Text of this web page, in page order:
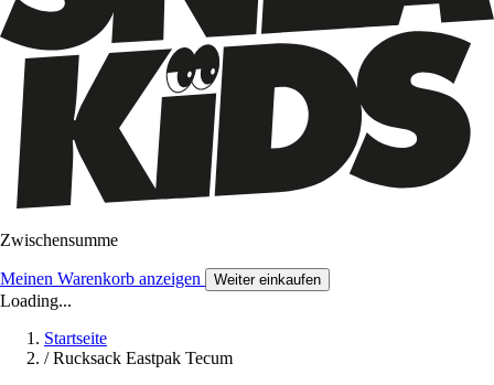
Zwischensumme
Meinen Warenkorb anzeigen Weiter einkaufen
Loading...
Startseite
/ Rucksack Eastpak Tecum